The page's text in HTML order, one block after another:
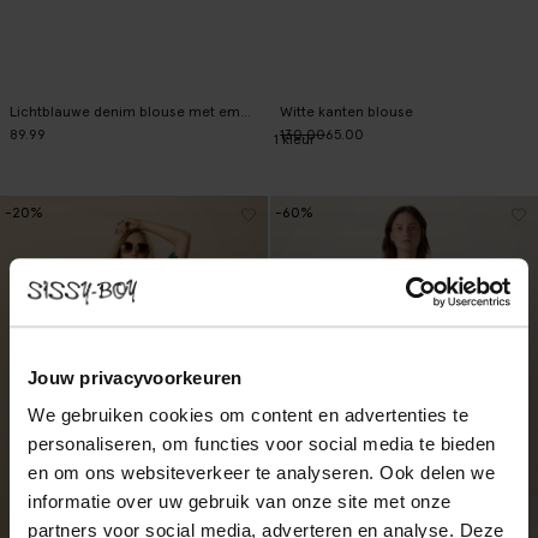
Jouw privacyvoorkeuren
We gebruiken cookies om content en advertenties te
personaliseren, om functies voor social media te bieden
en om ons websiteverkeer te analyseren. Ook delen we
informatie over uw gebruik van onze site met onze
partners voor social media, adverteren en analyse. Deze
Lichtblauwe denim blouse met embroidery
89.99
Witte kanten blouse
130.0065.00
1kleur
-20% -60%